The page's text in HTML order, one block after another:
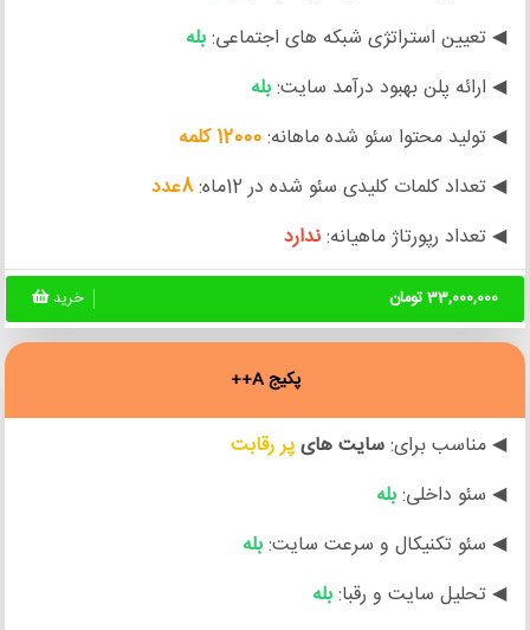
◀ تعیین استراتژی شبکه های اجتماعی:بله
◀ ارائه پلن بهبود درآمد سایت:بله
◀ تولید محتوا سئو شده ماهانه:12000 کلمه
◀ تعداد کلمات کلیدی سئو شده در 12ماه:
8عدد
◀ تعداد رپورتاژ ماهیانه:ندارد
33,000,000 تومان خرید
پکیج A++
◀ مناسب برای:سایت هایپر رقابت
◀ سئو داخلی:بله
◀ سئو تکنیکال و سرعت سایت:بله
◀ تحلیل سایت و رقبا:بله